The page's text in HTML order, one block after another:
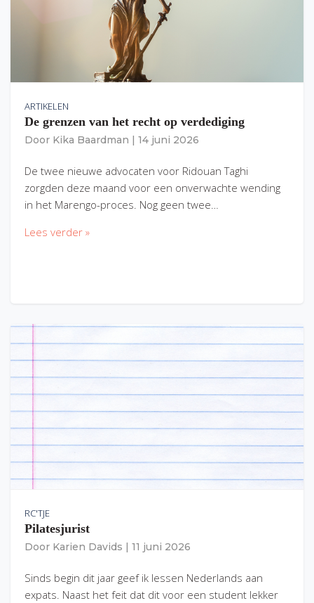
ARTIKELEN
De grenzen van het recht op verdediging
Door Kika Baardman 14 juni 2026
De twee nieuwe advocaten voor Ridouan Taghi
zorgden deze maand voor een onverwachte wending
in het Marengo-proces. Nog geen twee…
Lees verder »
RC'TJE
Pilatesjurist
Door Karien Davids 11 juni 2026
Sinds begin dit jaar geef ik lessen Nederlands aan
expats. Naast het feit dat dit voor een student lekker